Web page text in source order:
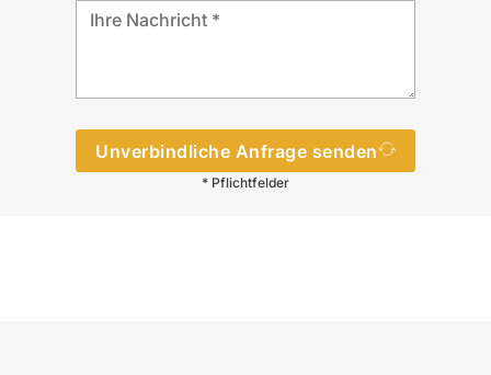
Unverbindliche Anfrage senden
* Pflichtfelder